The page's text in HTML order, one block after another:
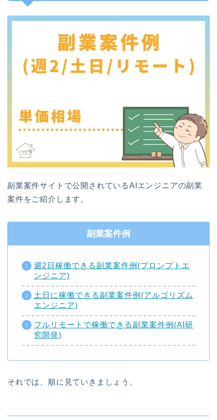
副業案件サイトで公開されているAIエンジニアの副業
案件をご紹介します。
副業案件例
週2日稼働できる副業案件例(プロンプトエ
ンジニア)
土日に稼働できる副業案件例(アルゴリズム
エンジニア)
フルリモートで稼働できる副業案件例(AI研
究開発)
それでは、順に見ていきましょう。